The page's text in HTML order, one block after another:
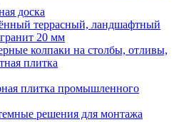
доска
террасный, ландшафтный
20 мм
колпаки на столбы, отливы,
плитка
плитка промышленного
решения для монтажа